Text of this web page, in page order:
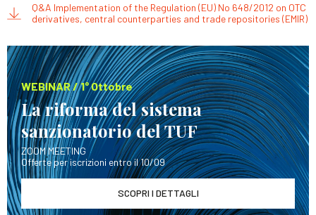
Q&A Implementation of the Regulation (EU) No 648/2012 on OTC
derivatives, central counterparties and trade repositories (EMIR)
WEBINAR / 1° Ottobre
La riforma del sistema
sanzionatorio del TUF
ZOOM MEETING
Offerte per iscrizioni entro il 10/09
SCOPRI I DETTAGLI